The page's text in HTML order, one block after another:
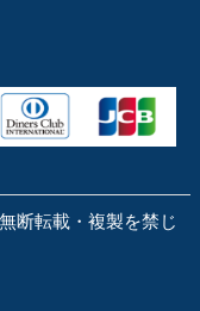
断転載・複製を禁じ